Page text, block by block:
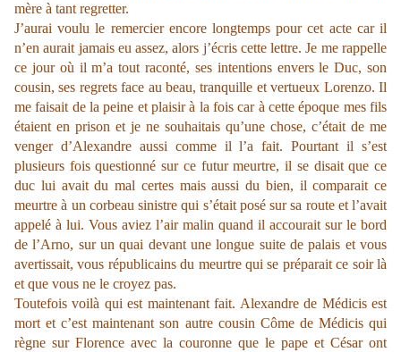
mère à tant regretter.
J’aurai voulu le remercier encore longtemps pour cet acte car il
n’en aurait jamais eu assez, alors j’écris cette lettre. Je me rappelle
ce jour où il m’a tout raconté, ses intentions envers le Duc, son
cousin, ses regrets face au beau, tranquille et vertueux Lorenzo. Il
me faisait de la peine et plaisir à la fois car à cette époque mes fils
étaient en prison et je ne souhaitais qu’une chose, c’était de me
venger d’Alexandre aussi comme il l’a fait. Pourtant il s’est
plusieurs fois questionné sur ce futur meurtre, il se disait que ce
duc lui avait du mal certes mais aussi du bien, il comparait ce
meurtre à un corbeau sinistre qui s’était posé sur sa route et l’avait
appelé à lui. Vous aviez l’air malin quand il accourait sur le bord
de l’Arno, sur un quai devant une longue suite de palais et vous
avertissait, vous républicains du meurtre qui se préparait ce soir là
et que vous ne le croyez pas.
Toutefois voilà qui est maintenant fait. Alexandre de Médicis est
mort et c’est maintenant son autre cousin Côme de Médicis qui
règne sur Florence avec la couronne que le pape et César ont